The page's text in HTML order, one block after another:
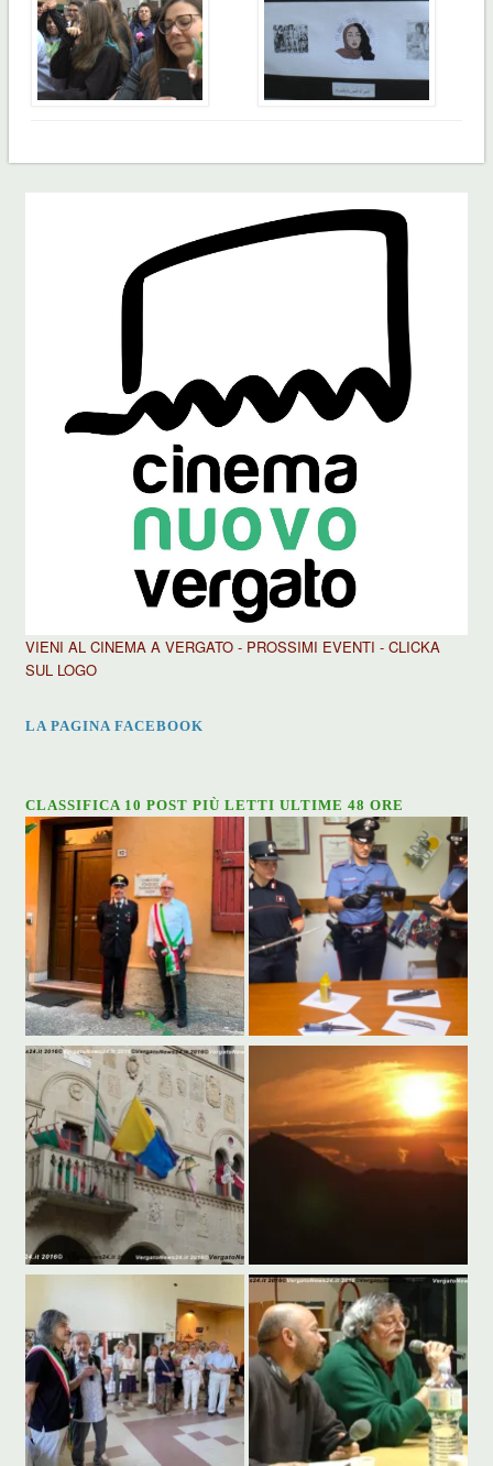
VIENI AL CINEMA A VERGATO - PROSSIMI EVENTI - CLICKA
SUL LOGO
LA PAGINA FACEBOOK
CLASSIFICA 10 POST PIÙ LETTI ULTIME 48 ORE